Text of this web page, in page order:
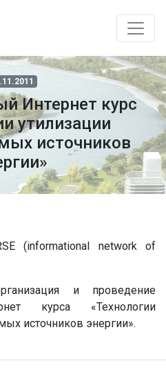
Интернет курс
утилизации
источников
(informational network of
и проведение
курса «Технологии
источников энергии».